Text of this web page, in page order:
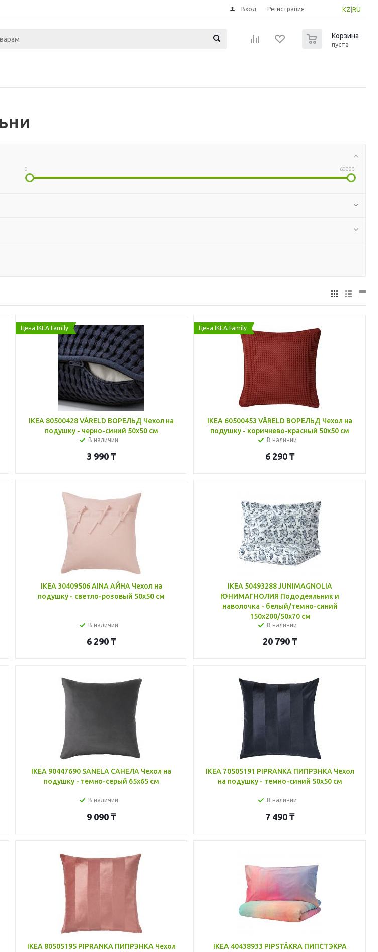
KZ RU
Вход Регистрация
Корзина
пуста
0 60000
Цена IKEA Family
IKEA 80500428 VÅRELD ВОРЕЛЬД Чехол на
подушку - черно-синий 50x50 см
В наличии
3 990 ₸
Цена IKEA Family
IKEA 60500453 VÅRELD ВОРЕЛЬД Чехол на
подушку - коричнево-красный 50x50 см
В наличии
6 290 ₸
IKEA 30409506 AINA АЙНА Чехол на
подушку - светло-розовый 50x50 см
В наличии
6 290 ₸
IKEA 50493288 JUNIMAGNOLIA
ЮНИМАГНОЛИЯ Пододеяльник и
наволочка - белый/темно-синий
150x200/50x70 см
В наличии
20 790 ₸
IKEA 90447690 SANELA САНЕЛА Чехол на
подушку - темно-серый 65x65 см
В наличии
9 090 ₸
IKEA 70505191 PIPRANKA ПИПРЭНКА Чехол
на подушку - темно-синий 50x50 см
В наличии
7 490 ₸
IKEA 80505195 PIPRANKA ПИПРЭНКА Чехол
IKEA 40438933 PIPSTÄKRA ПИПСТЭКРА